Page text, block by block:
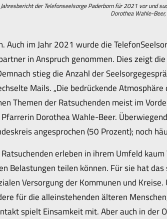
der Telefonseelsorge Paderborn für 2021 vor und
Dorothea Wahle-
Auch im Jahr 2021 wurde die
in Anspruch genommen. Dies zeigt
stieg die Anzahl der
Mails. „Die bedrückende
Themen der Ratsuchenden meist im
Dorothea Wahle-Beer.
angesprochen (50 Prozent); noch
Ratsuchenden erleben in ihrem Umfeld
Belastungen teilen können. Für sie hat
Versorgung der Kommunen und
für die alleinstehenden älteren
spielt Einsamkeit mit. Aber auch in der